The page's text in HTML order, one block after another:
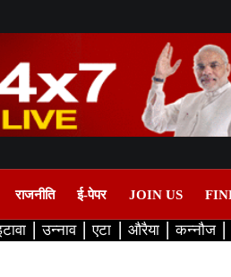
राजनीति ई-पेपर JOIN US
उन्नाव एटा औरैया कन्नौज